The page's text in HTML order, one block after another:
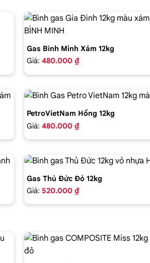
Gas Bình Minh Xám 12kg
Giá: 480.000 ₫
PetroVietNam Hồng 12kg
Giá: 480.000 ₫
Gas Thủ Đức Đỏ 12kg
Giá: 520.000 ₫